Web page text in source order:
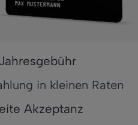
in kleinen Raten
Akzeptanz